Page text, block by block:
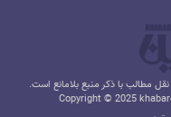
مطالب با ذکر منبع بلامانع است.
Copyright © 2025